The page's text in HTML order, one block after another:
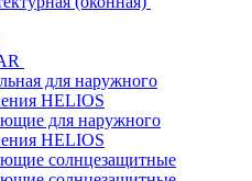
для наружного
HELIOS
для наружного
HELIOS
солнцезащитные